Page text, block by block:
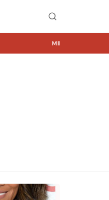
MIRË SE VINI NË NGJYRA.COM